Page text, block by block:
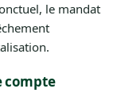
le mandat
compte